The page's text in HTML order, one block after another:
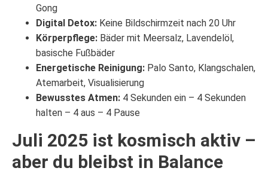
Gong
Digital Detox: Keine Bildschirmzeit nach 20 Uhr
Körperpflege: Bäder mit Meersalz, Lavendelöl,
basische Fußbäder
Energetische Reinigung: Palo Santo, Klangschalen,
Atemarbeit, Visualisierung
Bewusstes Atmen: 4 Sekunden ein – 4 Sekunden
halten – 4 aus – 4 Pause
Juli 2025 ist kosmisch aktiv –
aber du bleibst in Balance